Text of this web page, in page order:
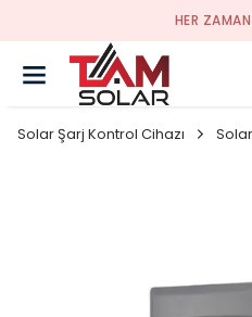
HER
Solar Şarj Kontrol Cihazı